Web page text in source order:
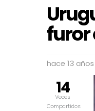
furor
hace 13 años
14
Veces
Compartidos